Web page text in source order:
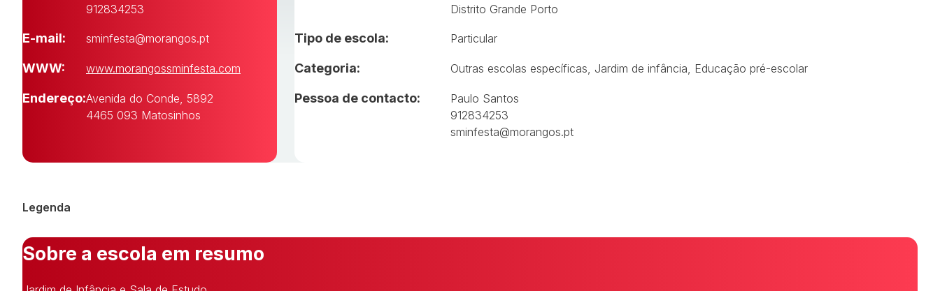
912834253
E-mail: sminfesta@morangos.pt
WWW: www.morangossminfesta.com
Endereço:Avenida do Conde, 5892
4465 093 Matosinhos
Distrito Grande Porto
Tipo de escola: Particular
Categoria: Outras escolas específicas Jardim de infância Educação pré-escolar
Pessoa de contacto:
Paulo Santos
912834253
sminfesta@morangos.pt
Legenda
Sobre a escola em resumo